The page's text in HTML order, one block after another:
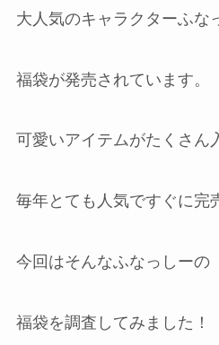
大人気のキャラクターふな
福袋が発売されています。
可愛いアイテムがたくさん
毎年とても人気ですぐに完
今回はそんなふなっしーの
福袋を調査してみました！